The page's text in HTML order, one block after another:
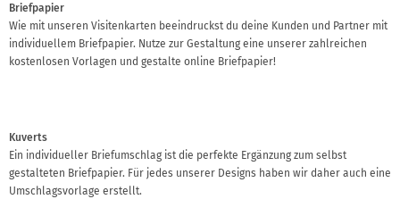
Briefpapier
Wie mit unseren Visitenkarten beeindruckst du deine Kunden und Partner mit
individuellem Briefpapier. Nutze zur Gestaltung eine unserer zahlreichen
kostenlosen Vorlagen und gestalte online Briefpapier!
Kuverts
Ein individueller Briefumschlag ist die perfekte Ergänzung zum selbst
gestalteten Briefpapier. Für jedes unserer Designs haben wir daher auch eine
Umschlagsvorlage erstellt.